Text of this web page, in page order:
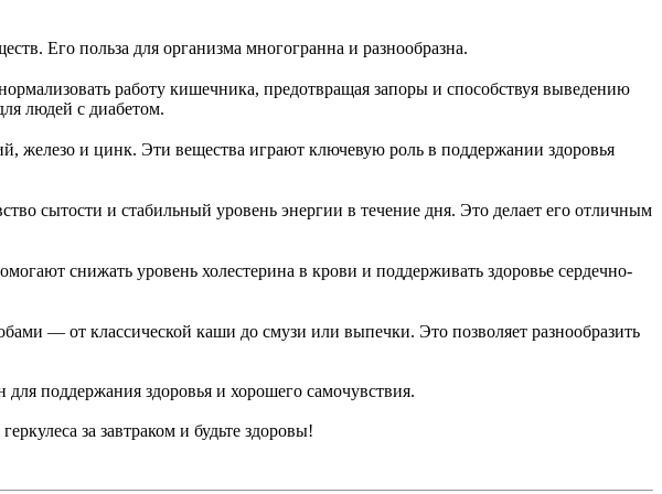
Его польза для организма многогранна и разнообразна.
работу кишечника, предотвращая запоры и способствуя выведению
людей с диабетом.
железо и цинк. Эти вещества играют ключевую роль в поддержании здоровья
сытости и стабильный уровень энергии в течение дня. Это делает его отличным
снижать уровень холестерина в крови и поддерживать здоровье сердечно-
— от классической каши до смузи или выпечки. Это позволяет разнообразить
поддержания здоровья и хорошего самочувствия.
за завтраком и будьте здоровы!